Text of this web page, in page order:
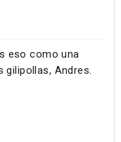
eso como una
gilipollas, Andres.